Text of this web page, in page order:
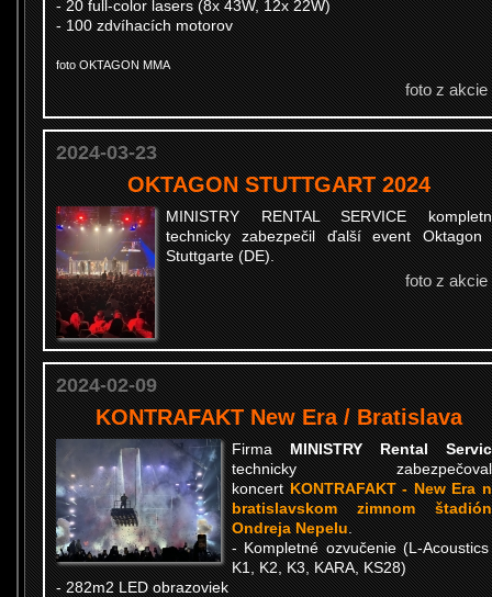
- 20 full-color lasers (8x 43W, 12x 22W)
- 100 zdvíhacích motorov
foto OKTAGON MMA
foto z akcie
2024-03-23
OKTAGON STUTTGART 2024
MINISTRY RENTAL SERVICE
technicky zabezpečil ďalší event Oktagon
Stuttgarte (DE).
foto z akcie
2024-02-09
KONTRAFAKT New Era / Bratislava
FirmaMINISTRY Rental
technicky
koncertKONTRAFAKT - New Era
bratislavskom zimnom
Ondreja Nepelu.
- Kompletné ozvučenie (L-
K1, K2, K3, KARA, KS28)
- 282m2 LED obrazoviek